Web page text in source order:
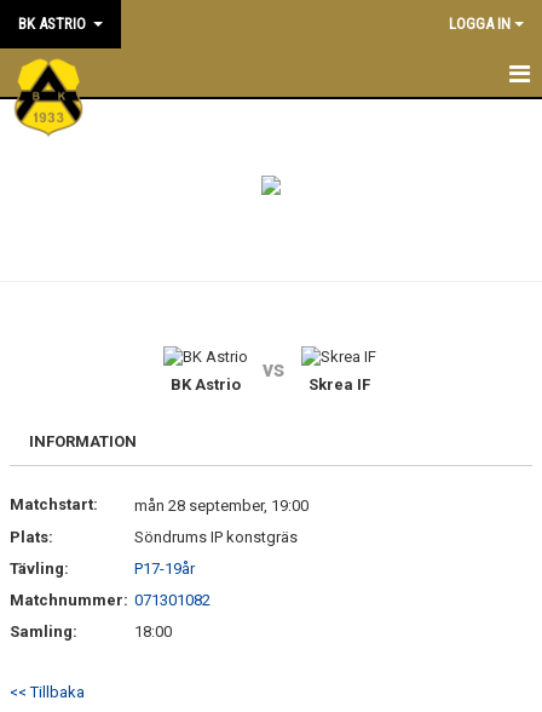
BK ASTRIO LOGGA IN
HEM
BLI MEDLEM
SÖNDRUMS IP
TRYGG I ASTRIO
ASTRIOSHOPEN
BK Astrio
vs
Skrea IF
INFORMATION
Matchstart:
mån 28 september, 19:00
Plats:
Söndrums IP konstgräs
Tävling:
P17-19år
Matchnummer: 071301082
Samling:
18:00
<< Tillbaka